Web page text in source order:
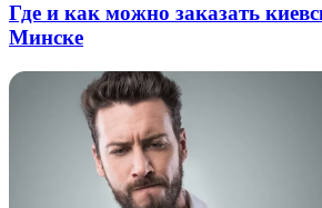
Где и как можно заказать
Минске